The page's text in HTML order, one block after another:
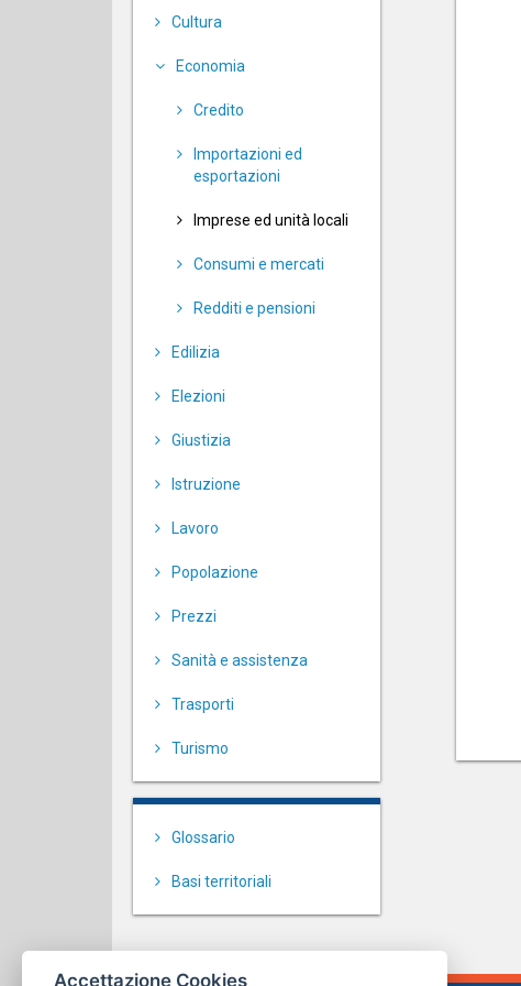
Cultura
Economia
Credito
Importazioni ed
esportazioni
Imprese ed unità locali
Consumi e mercati
Redditi e pensioni
Edilizia
Elezioni
Giustizia
Istruzione
Lavoro
Popolazione
Prezzi
Sanità e assistenza
Trasporti
Turismo
Glossario
Basi territoriali
Accettazione Cookies